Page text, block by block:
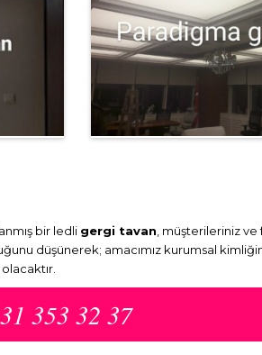
bir ledli gergi tavan , müşterileriniz ve
düşünerek; amacımız kurumsal
353 32 37